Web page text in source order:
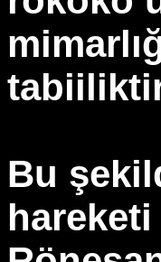
Bu
hareketi